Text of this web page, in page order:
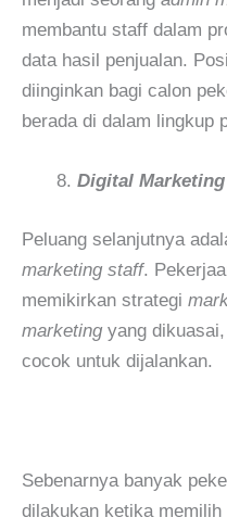
membantu staff dalam
data hasil penjualan.
diinginkan bagi calon
berada di dalam lingkup
Digital
Peluang selanjutnya
marketing staff.
memikirkan strategi
marketingyang dikuasai,
cocok untuk dijalankan.
Sebenarnya banyak
dilakukan ketika